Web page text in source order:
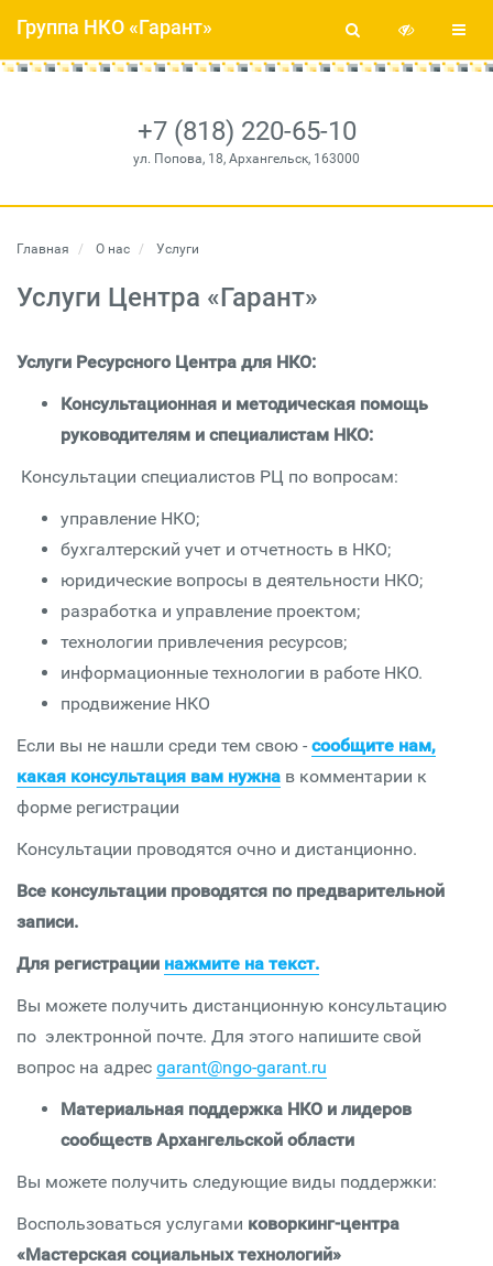
+7 (818) 220-65-10
ул. Попова, 18, Архангельск, 163000
Группа НКО «Гарант»
Главная О нас Услуги
Услуги Центра «Гарант»
Услуги Ресурсного Центра для НКО:
Консультационная и методическая помощь
руководителям и специалистам НКО:
Консультации специалистов РЦ по вопросам:
управление НКО;
бухгалтерский учет и отчетность в НКО;
юридические вопросы в деятельности НКО;
разработка и управление проектом;
технологии привлечения ресурсов;
информационные технологии в работе НКО.
продвижение НКО
Если вы не нашли среди тем свою - сообщите нам,
какая консультация вам нужна в комментарии к
форме регистрации
Консультации проводятся очно и дистанционно.
Все консультации проводятся по предварительной
записи.
Для регистрации нажмите на текст.
Вы можете получить дистанционную консультацию
по электронной почте. Для этого напишите свой
вопрос на адрес garant@ngo-garant.ru
Материальная поддержка НКО и лидеров
сообществ Архангельской области
Вы можете получить следующие виды поддержки:
Воспользоваться услугами коворкинг-центра
«Мастерская социальных технологий»